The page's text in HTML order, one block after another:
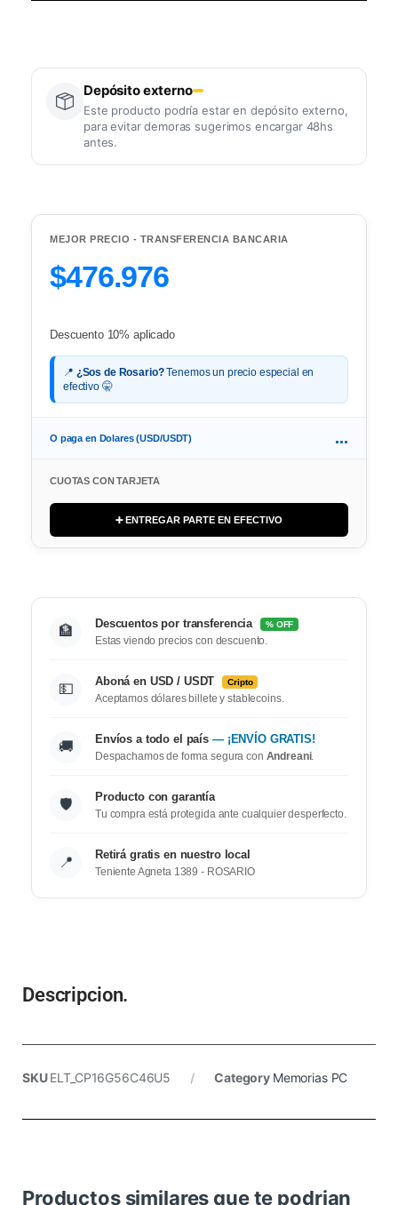
Depósito externo
Este producto podría estar en depósito externo,
para evitar demoras sugerimos encargar 48hs
antes.
MEJOR PRECIO - TRANSFERENCIA BANCARIA
$476.976
Descuento 10% aplicado
📍 ¿Sos de Rosario?Tenemos un precio especial en
efectivo 🤫
O paga en Dolares (USD/USDT) ...
CUOTAS CON TARJETA
➕ ENTREGAR PARTE EN EFECTIVO
🏦 Descuentos por transferencia % OFF
Estas viendo precios con descuento.
💵 Aboná en USD / USDT Cripto
Aceptamos dólares billete y stablecoins.
🚚 Envíos a todo el país — ¡ENVÍO GRATIS!
Despachamos de forma segura con Andreani.
🛡️ Producto con garantía
Tu compra está protegida ante cualquier desperfecto.
📍 Retirá gratis en nuestro local
Teniente Agneta 1389 - ROSARIO
Descripcion.
SKUELT_CP16G56C46U5 Category Memorias PC
Productos similares que te podrian